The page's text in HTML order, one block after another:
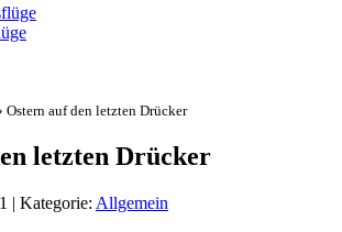
Ostern auf den letzten Drücker
letzten Drücker
| Kategorie: Allgemein